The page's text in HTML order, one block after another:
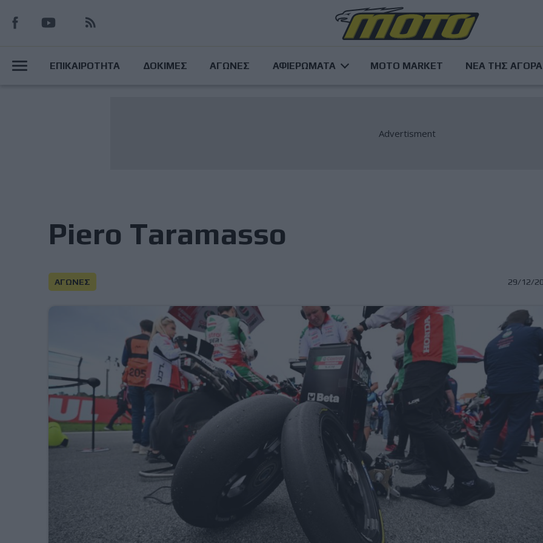
προς
κυρίως
MainΕΠΙΚΑΙΡΟΤΗΤΑ ΔΟΚΙΜΕΣ ΑΓΩΝΕΣ ΑΦΙΕΡΩΜΑΤΑ MOTO MARKET ΝΕΑ ΤΗΣ
Piero Taramasso
ΑΓΩΝΕΣ 29/12/